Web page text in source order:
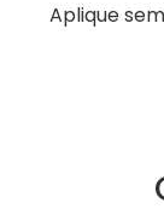
Aplique